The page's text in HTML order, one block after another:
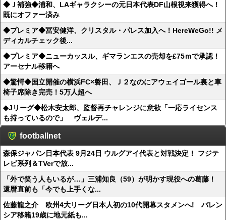
◆Ｊ補強◆浦和、LAギャラクシーの元日本代表DF山根視来獲得へ！
既にオファー済み
◆プレミア◆冨安健洋、クリスタル・パレス加入へ！HereWeGo!! メ
ディカルチェック後...
◆プレミア◆ニューカッスル、ギマランエスの売却を£75ｍで承認！
アーセナル移籍へ
◆驚愕◆国立開催の横浜FC×磐田、Ｊ２なのにアウェイゴール裏と車
椅子席除き完売！5万人超へ
◆Jリーグ◆松木安太郎、監督再チャレンジに意欲「一応ライセンス
も持っているので」 ヴェルデ...
footballnet
森保ジャパン日本代表 9月24日 ウルグアイ代表と対戦決定！ フジテ
レビ系列＆TVerで放...
「外で笑う人もいるが…」三浦知良（59）が明かす現役への葛藤！
還暦直前も「今でも上手くな...
佐藤龍之介 欧州4大リーグ日本人初の10代開幕スタメンへ! バレン
シア移籍19歳に地元紙も...